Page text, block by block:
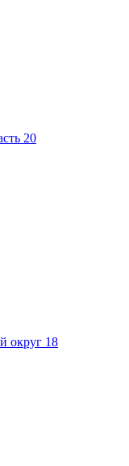
20
округ 18